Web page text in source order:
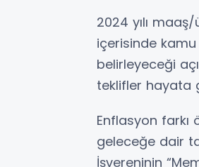
2024 yılı maaş/
içerisinde kamu
belirleyeceği
teklifler hayata
Enflasyon farkı
geleceğe dair
İşvereninin